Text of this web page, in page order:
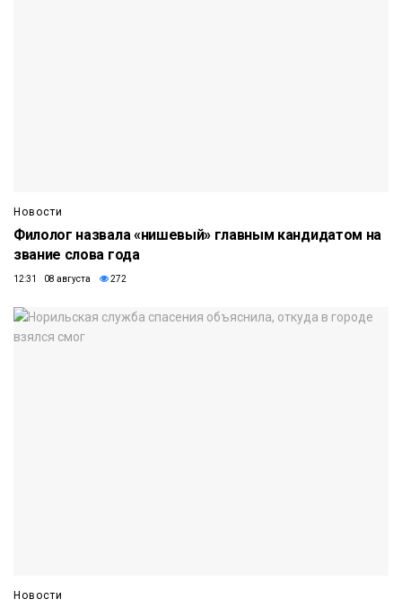
Новости
Филолог назвала «нишевый» главным кандидатом на
звание слова года
12:31 08 августа 272
Новости